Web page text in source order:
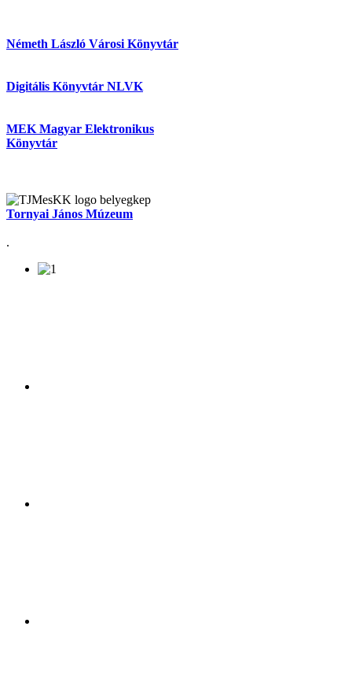
Németh László Városi Könyvtár
Digitális Könyvtár NLVK
MEK Magyar Elektronikus
Könyvtár
Tornyai János Múzeum
.